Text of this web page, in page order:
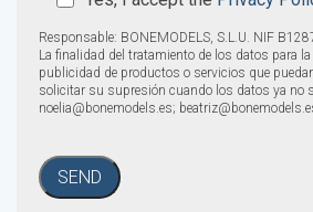
Responsable: BONEMODELS, S.L.U. NIF
La finalidad del tratamiento de los datos para
publicidad de productos o servicios que
solicitar su supresión cuando los datos ya no
noelia@bonemodels.es;